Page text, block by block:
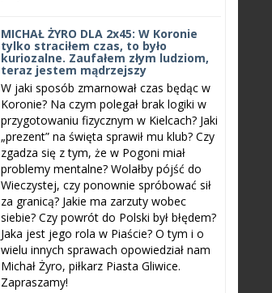
MICHAŁ ŻYRO DLA 2x45: W Koronie
tylko straciłem czas, to było
kuriozalne. Zaufałem złym ludziom,
teraz jestem mądrzejszy
W jaki sposób zmarnował czas będąc w
Koronie? Na czym polegał brak logiki w
przygotowaniu fizycznym w Kielcach? Jaki
„prezent” na święta sprawił mu klub? Czy
zgadza się z tym, że w Pogoni miał
problemy mentalne? Wolałby pójść do
Wieczystej, czy ponownie spróbować sił
za granicą? Jakie ma zarzuty wobec
siebie? Czy powrót do Polski był błędem?
Jaka jest jego rola w Piaście? O tym i o
wielu innych sprawach opowiedział nam
Michał Żyro, piłkarz Piasta Gliwice.
Zapraszamy!